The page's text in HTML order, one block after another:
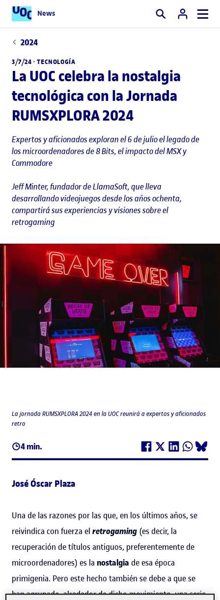
News Buscar
2024
3/7/24 ·TECNOLOGÍA
La UOC celebra la nostalgia
tecnológica con la Jornada
RUMSXPLORA 2024
Expertos y aficionados exploran el 6 de julio el legado de
los microordenadores de 8 Bits, el impacto del MSX y
Commodore
Jeff Minter, fundador de LlamaSoft, que lleva
desarrollando videojuegos desde los años ochenta,
compartirá sus experiencias y visiones sobre el
retrogaming
4 min.
La jornada RUMSXPLORA 2024 en la UOC reunirá a expertos y aficionados
retro
José Óscar Plaza
Una de las razones por las que, en los últimos años, se
reivindica con fuerza el retrogaming (es decir, la
recuperación de títulos antiguos, preferentemente de
microordenadores) es la nostalgia de esa época
primigenia. Pero este hecho también se debe a que se
han agrupado, alrededor de dicho movimiento, una serie